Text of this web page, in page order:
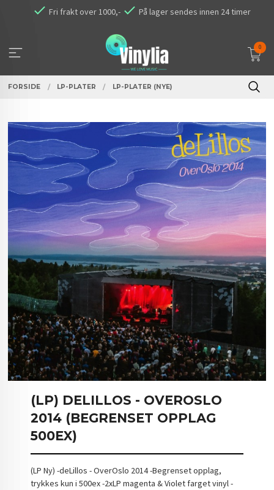
Fri frakt over 1000,- På lager sendes innen 24 timer
0
FORSIDE LP-PLATER LP-PLATER (NYE)
(LP) DELILLOS - OVEROSLO
2014 (BEGRENSET OPPLAG
500EX)
(LP Ny) -deLillos - OverOslo 2014 -Begrenset opplag,
trykkes kun i 500ex -2xLP magenta & Violet farget vinyl -